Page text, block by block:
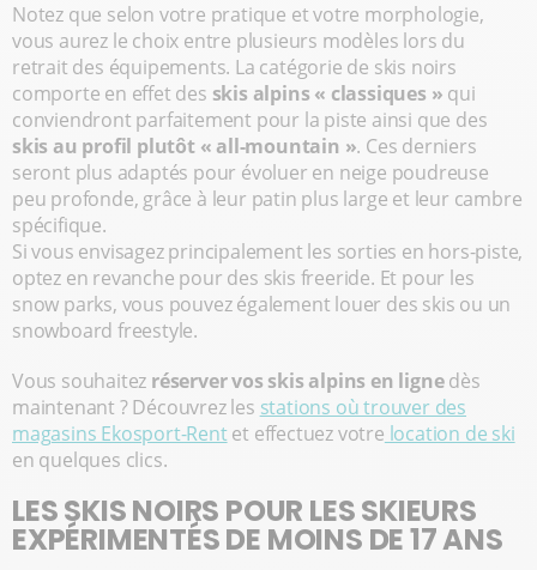
Notez que selon votre pratique et votre morphologie,
vous aurez le choix entre plusieurs modèles lors du
retrait des équipements. La catégorie de skis noirs
comporte en effet des skis alpins « classiques » qui
conviendront parfaitement pour la piste ainsi que des
skis au profil plutôt « all-mountain ». Ces derniers
seront plus adaptés pour évoluer en neige poudreuse
peu profonde, grâce à leur patin plus large et leur cambre
spécifique.
Si vous envisagez principalement les sorties en hors-piste,
optez en revanche pour des skis freeride. Et pour les
snow parks, vous pouvez également louer des skis ou un
snowboard freestyle.
Vous souhaitez réserver vos skis alpins en lignedès
maintenant ? Découvrez les stations où trouver des
magasins Ekosport-Rentet effectuez votre location de ski
en quelques clics.
LES SKIS NOIRS POUR LES SKIEURS
EXPÉRIMENTÉS DE MOINS DE 17 ANS